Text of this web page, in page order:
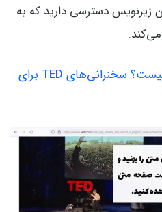
زیرنویس دسترسی دارید که به
TED Talks چیست؟ سخنرانی‌های TED برای